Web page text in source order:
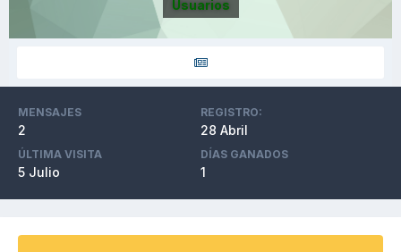
Usuarios
MENSAJES
2
REGISTRO:
28 Abril
ÚLTIMA VISITA
5 Julio
DÍAS GANADOS
1